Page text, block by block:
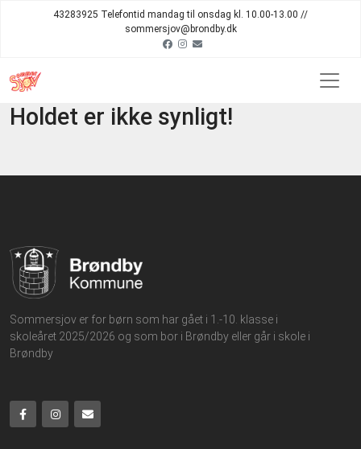
43283925 Telefontid mandag til onsdag kl. 10.00-13.00 //
sommersjov@brondby.dk
Holdet er ikke synligt!
Sommersjov er for børn som har gået i 1.-10. klasse i
skoleåret 2025/2026 og som bor i Brøndby eller går i skole i
Brøndby